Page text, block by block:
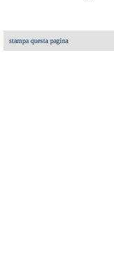
stampa questa pagina